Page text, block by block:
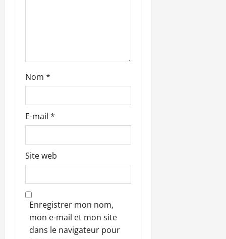
l
e
Nom *
E-mail *
Site web
Enregistrer mon nom,
mon e-mail et mon site
dans le navigateur pour